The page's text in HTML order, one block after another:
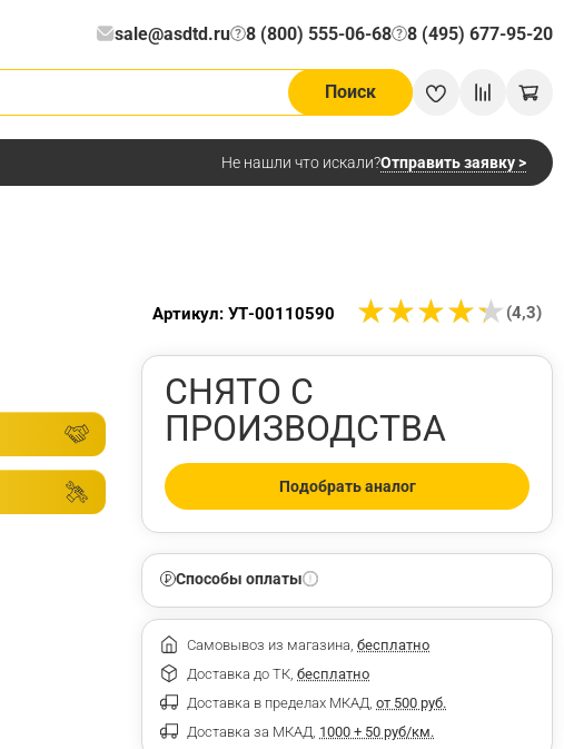
sale@asdtd.ru 8 (800) 555-06-68
? 8 (495) 677-95-20
?
Поиск
Не нашли что искали?Отправить заявку >
★★★★★
★★★★★ (4,3)
Артикул: УТ-00110590
СНЯТО С
ПРОИЗВОДСТВА
Подобрать аналог
Способы оплаты
Самовывоз из магазина, бесплатно
Доставка до ТК, бесплатно
Доставка в пределах МКАД, от 500 руб.
Доставка за МКАД, 1000 + 50 руб/км.